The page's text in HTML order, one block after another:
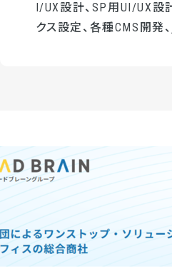
I/UX設計、SP用UI/UX設
クス設定、各種CMS開発